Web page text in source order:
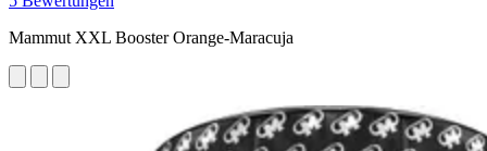
Mammut XXL Booster Orange-Maracuja